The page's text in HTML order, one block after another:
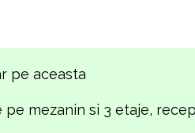
pe aceasta
pe mezanin si 3 etaje,